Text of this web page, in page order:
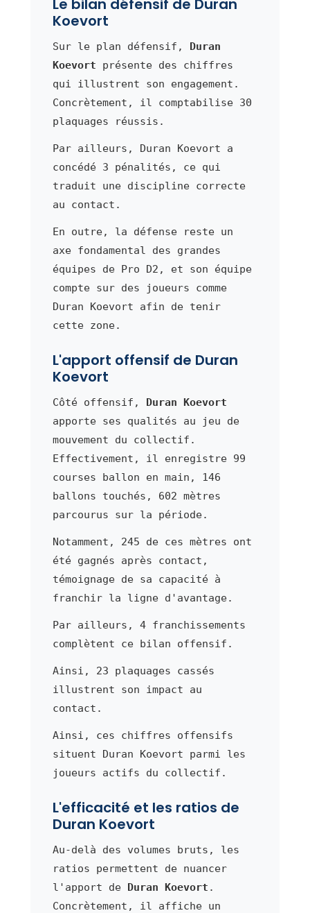
Le bilan défensif de Duran
Koevort
Sur le plan défensif, Duran
Koevort présente des chiffres
qui illustrent son engagement.
Concrètement, il comptabilise 30
plaquages réussis.
Par ailleurs, Duran Koevort a
concédé 3 pénalités, ce qui
traduit une discipline correcte
au contact.
En outre, la défense reste un
axe fondamental des grandes
équipes de Pro D2, et son équipe
compte sur des joueurs comme
Duran Koevort afin de tenir
cette zone.
L'apport offensif de Duran
Koevort
Côté offensif, Duran Koevort
apporte ses qualités au jeu de
mouvement du collectif.
Effectivement, il enregistre 99
courses ballon en main, 146
ballons touchés, 602 mètres
parcourus sur la période.
Notamment, 245 de ces mètres ont
été gagnés après contact,
témoignage de sa capacité à
franchir la ligne d'avantage.
Par ailleurs, 4 franchissements
complètent ce bilan offensif.
Ainsi, 23 plaquages cassés
illustrent son impact au
contact.
Ainsi, ces chiffres offensifs
situent Duran Koevort parmi les
joueurs actifs du collectif.
L'efficacité et les ratios de
Duran Koevort
Au-delà des volumes bruts, les
ratios permettent de nuancer
l'apport de Duran Koevort .
Concrètement, il affiche un